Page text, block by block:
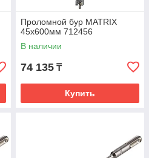
Проломной бур MATRIX
45х600мм 712456
В наличии
74 135 ₸
Купить